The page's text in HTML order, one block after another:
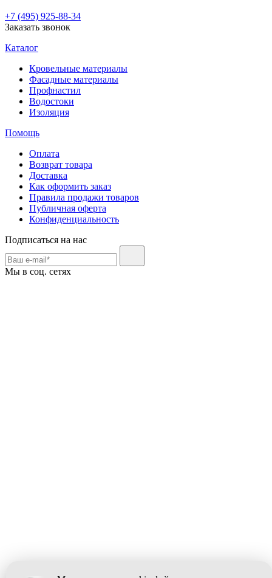
+7 (495) 925-88-34
Заказать звонок
Каталог
Кровельные материалы
Фасадные материалы
Профнастил
Водостоки
Изоляция
Помощь
Оплата
Возврат товара
Доставка
Как оформить заказ
Правила продажи товаров
Публичная оферта
Конфиденциальность
Подписаться на нас
Мы в соц. сетях